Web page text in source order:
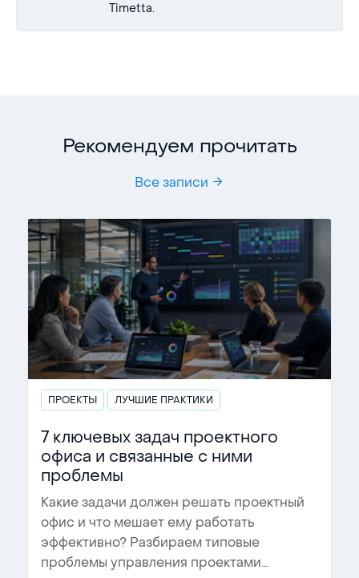
Timetta.
Рекомендуем прочитать
Все записи
ПРОЕКТЫ ЛУЧШИЕ ПРАКТИКИ
7 ключевых задач проектного
офиса и связанные с ними
проблемы
Какие задачи должен решать проектный
офис и что мешает ему работать
эффективно? Разбираем типовые
проблемы управления проектами…